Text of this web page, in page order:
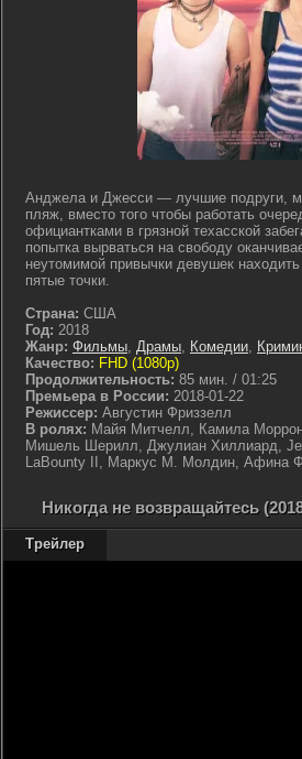
Анджела и Джесси — лучшие подруги,
пляж, вместо того чтобы работать
официантками в грязной техасской
попытка вырваться на свободу
неутомимой привычки девушек
пятые точки.
Страна: США
Год: 2018
Жанр: Фильмы, Драмы, Комедии,
Качество: FHD (1080p)
Продолжительность: 85 мин. / 01:25
Премьера в России: 2018-01-22
Режиссер: Августин Фриззелл
В ролях: Майя Митчелл, Камила
Мишель Шерилл, Джулиан Хиллиард,
LaBounty II, Маркус М. Молдин, Афина
Никогда не возвращайтесь
Трейлер